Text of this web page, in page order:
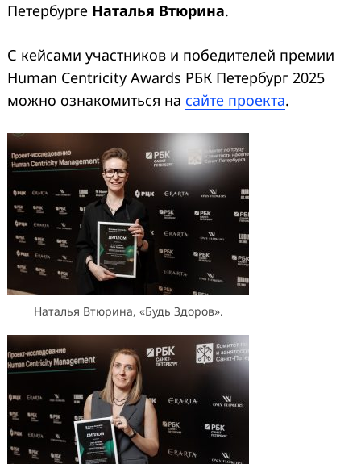
Петербурге Наталья Втюрина.
С кейсами участников и победителей премии
Human Centricity Awards РБК Петербург 2025
можно ознакомиться на сайте проекта.
Наталья Втюрина, «Будь Здоров».